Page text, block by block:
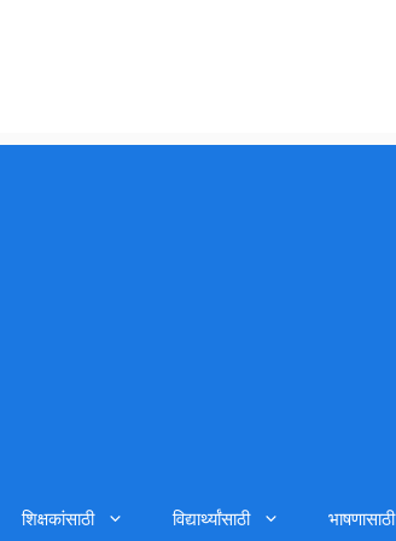
शिक्षकांसाठी विद्यार्थ्यांसाठी भाषणासाठी